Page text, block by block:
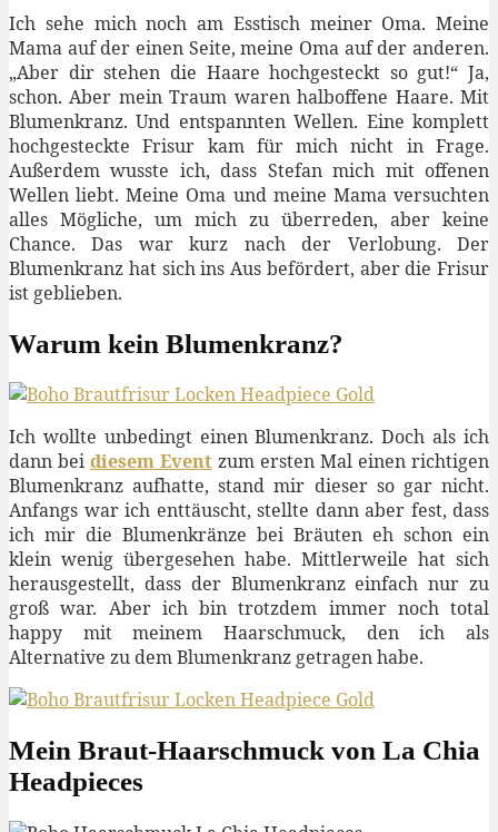
Ich sehe mich noch am Esstisch meiner Oma. Meine
Mama auf der einen Seite, meine Oma auf der anderen.
„Aber dir stehen die Haare hochgesteckt so gut!“ Ja,
schon. Aber mein Traum waren halboffene Haare. Mit
Blumenkranz. Und entspannten Wellen. Eine komplett
hochgesteckte Frisur kam für mich nicht in Frage.
Außerdem wusste ich, dass Stefan mich mit offenen
Wellen liebt. Meine Oma und meine Mama versuchten
alles Mögliche, um mich zu überreden, aber keine
Chance. Das war kurz nach der Verlobung. Der
Blumenkranz hat sich ins Aus befördert, aber die Frisur
ist geblieben.
Warum kein Blumenkranz?
Ich wollte unbedingt einen Blumenkranz. Doch als ich
dann beidiesem Event zum ersten Mal einen richtigen
Blumenkranz aufhatte, stand mir dieser so gar nicht.
Anfangs war ich enttäuscht, stellte dann aber fest, dass
ich mir die Blumenkränze bei Bräuten eh schon ein
klein wenig übergesehen habe. Mittlerweile hat sich
herausgestellt, dass der Blumenkranz einfach nur zu
groß war. Aber ich bin trotzdem immer noch total
happy mit meinem Haarschmuck, den ich als
Alternative zu dem Blumenkranz getragen habe.
Mein Braut-Haarschmuck von La Chia
Headpieces